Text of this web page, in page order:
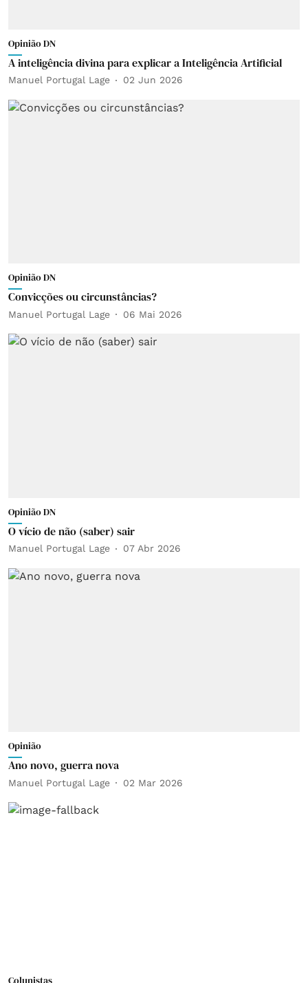
Opinião DN
A inteligência divina para explicar a Inteligência Artificial
Manuel Portugal Lage 02 Jun 2026
Opinião DN
Convicções ou circunstâncias?
Manuel Portugal Lage 06 Mai 2026
Opinião DN
O vício de não (saber) sair
Manuel Portugal Lage 07 Abr 2026
Opinião
Ano novo, guerra nova
Manuel Portugal Lage 02 Mar 2026
Colunistas